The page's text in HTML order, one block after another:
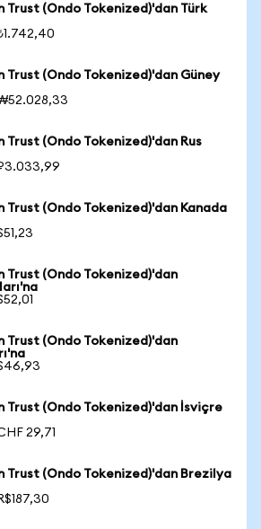
Trust (Ondo Tokenized)'dan Türk
Trust (Ondo Tokenized)'dan Güney
Trust (Ondo Tokenized)'dan Rus
Trust (Ondo Tokenized)'dan Kanada
Trust (Ondo Tokenized)'dan
Trust (Ondo Tokenized)'dan
Trust (Ondo Tokenized)'dan İsviçre
29,71
Trust (Ondo Tokenized)'dan Brezilya